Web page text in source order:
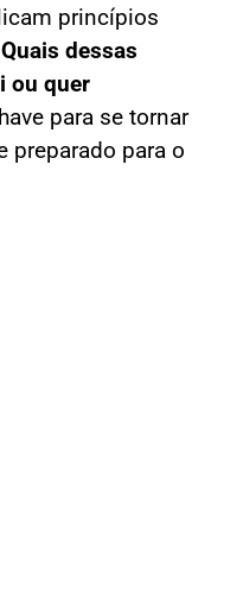
princípios
Quais dessas
ou quer
para se tornar
preparado para o